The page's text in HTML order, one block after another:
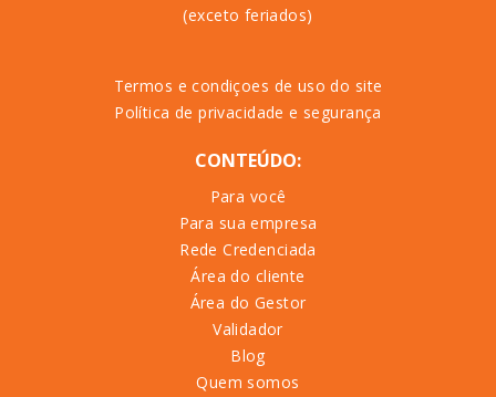
(exceto feriados)
Termos e condiçoes de uso do site
Política de privacidade e segurança
CONTEÚDO:
Para você
Para sua empresa
Rede Credenciada
Área do cliente
Área do Gestor
Validador
Blog
Quem somos